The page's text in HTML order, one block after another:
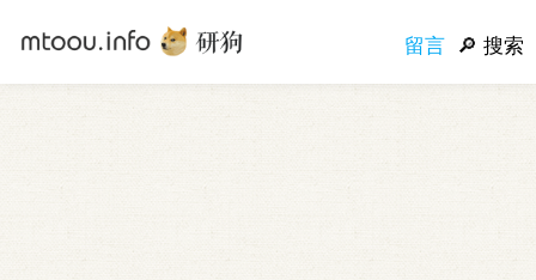
留言 搜索